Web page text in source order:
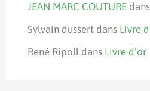
JEAN MARC COUTURE dans
Sylvain dussert dans Livre
René Ripoll dans Livre d’or